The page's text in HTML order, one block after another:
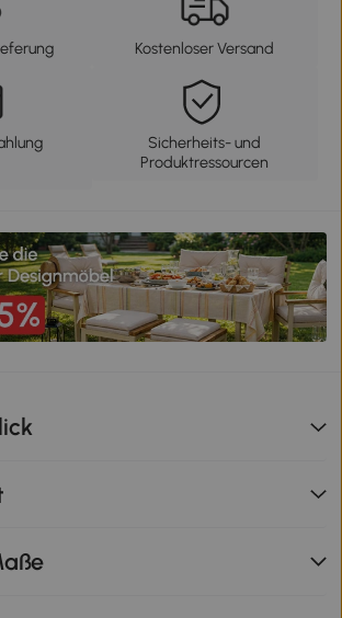
Kostenloser Versand
Sicherheits- und
Produktressourcen